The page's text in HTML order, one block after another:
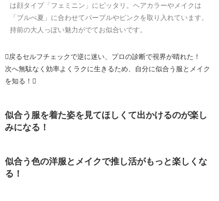
は顔タイプ「フェミニン」にピッタリ。ヘアカラーやメイクは
「ブルべ夏」に合わせてパープルやピンクを取り入れています。
持前の大人っぽい魅力がでてお似合いです。
戻るセルフチェックで逆に迷い、プロの診断で視界が晴れた！
次へ無駄なく効率よくラクに生きるため、自分に似合う服とメイク
を知る！
似合う服を着た姿を見てほしくて出かけるのが楽し
みになる！
似合う色の洋服とメイクで推し活がもっと楽しくな
る！